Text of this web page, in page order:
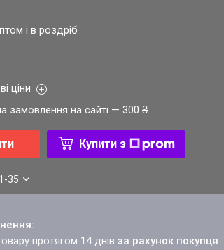
і в роздріб
ціни
замовлення на сайті — 300 ₴
Купити з
35
протягом 14 днівза рахунок покупця